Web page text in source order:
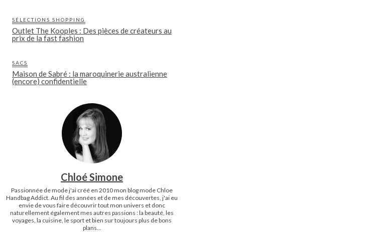
SÉLECTIONS SHOPPING
Outlet The Kooples : Des pièces de créateurs au
prix de la fast fashion
SACS
Maison de Sabré : la maroquinerie australienne
(encore) confidentielle
Chloé Simone
Passionnée de mode j'ai créé en 2010 mon blog mode Chloe
Handbag Addict. Au fil des années et de mes découvertes, j'ai eu
envie de vous faire découvrir tout mon univers et donc
naturellement également mes autres passions : la beauté, les
voyages, la cuisine, le sport et bien sur toujours plus de bons
plans...